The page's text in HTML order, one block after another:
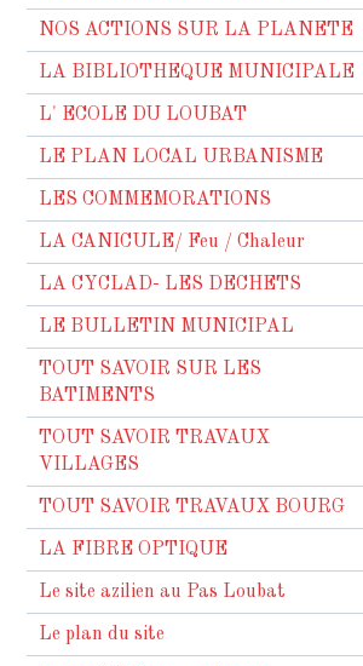
NOS ACTIONS SUR LA PLANETE
LA BIBLIOTHEQUE MUNICIPALE
L' ECOLE DU LOUBAT
LE PLAN LOCAL URBANISME
LES COMMEMORATIONS
LA CANICULE/ Feu / Chaleur
LA CYCLAD- LES DECHETS
LE BULLETIN MUNICIPAL
TOUT SAVOIR SUR LES
BATIMENTS
TOUT SAVOIR TRAVAUX
VILLAGES
TOUT SAVOIR TRAVAUX BOURG
LA FIBRE OPTIQUE
Le site azilien au Pas Loubat
Le plan du site